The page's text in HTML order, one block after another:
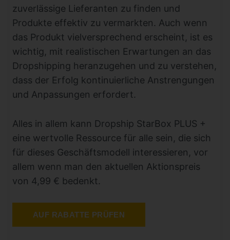
zuverlässige Lieferanten zu finden und
Produkte effektiv zu vermarkten. Auch wenn
das Produkt vielversprechend erscheint, ist es
wichtig, mit realistischen Erwartungen an das
Dropshipping heranzugehen und zu verstehen,
dass der Erfolg kontinuierliche Anstrengungen
und Anpassungen erfordert.
Alles in allem kann Dropship StarBox PLUS +
eine wertvolle Ressource für alle sein, die sich
für dieses Geschäftsmodell interessieren, vor
allem wenn man den aktuellen Aktionspreis
von 4,99 € bedenkt.
AUF RABATTE PRÜFEN